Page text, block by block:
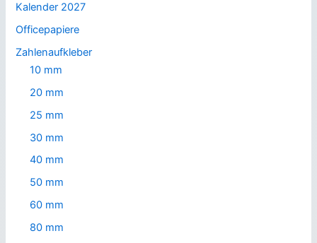
Kalender 2027
Officepapiere
Zahlenaufkleber
10 mm
20 mm
25 mm
30 mm
40 mm
50 mm
60 mm
80 mm